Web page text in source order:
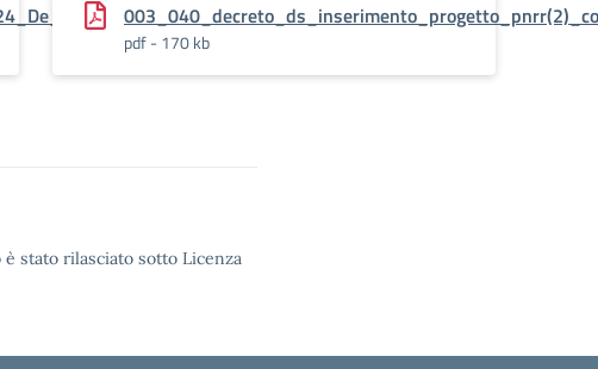
pdf - 170 kb
stato rilasciato sotto Licenza